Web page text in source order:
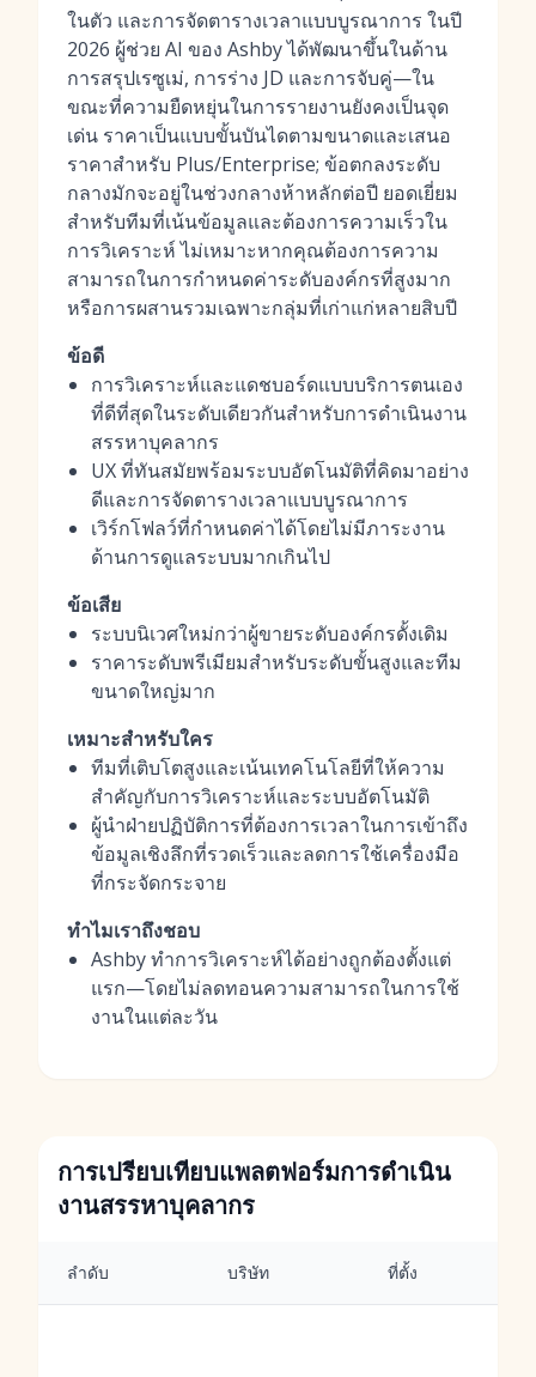
ในตัว และการจัดตารางเวลาแบบบูรณาการ ในปี
2026 ผู้ช่วย AI ของ Ashby ได้พัฒนาขึ้นในด้าน
การสรุปเรซูเม่, การร่าง JD และการจับคู่—ใน
ขณะที่ความยืดหยุ่นในการรายงานยังคงเป็นจุด
เด่น ราคาเป็นแบบขั้นบันไดตามขนาดและเสนอ
ราคาสำหรับ Plus/Enterprise; ข้อตกลงระดับ
กลางมักจะอยู่ในช่วงกลางห้าหลักต่อปี ยอดเยี่ยม
สำหรับทีมที่เน้นข้อมูลและต้องการความเร็วใน
การวิเคราะห์ ไม่เหมาะหากคุณต้องการความ
สามารถในการกำหนดค่าระดับองค์กรที่สูงมาก
หรือการผสานรวมเฉพาะกลุ่มที่เก่าแก่หลายสิบปี
ข้อดี
การวิเคราะห์และแดชบอร์ดแบบบริการตนเอง
ที่ดีที่สุดในระดับเดียวกันสำหรับการดำเนินงาน
สรรหาบุคลากร
UX ที่ทันสมัยพร้อมระบบอัตโนมัติที่คิดมาอย่าง
ดีและการจัดตารางเวลาแบบบูรณาการ
เวิร์กโฟลว์ที่กำหนดค่าได้โดยไม่มีภาระงาน
ด้านการดูแลระบบมากเกินไป
ข้อเสีย
ระบบนิเวศใหม่กว่าผู้ขายระดับองค์กรดั้งเดิม
ราคาระดับพรีเมียมสำหรับระดับขั้นสูงและทีม
ขนาดใหญ่มาก
เหมาะสำหรับใคร
ทีมที่เติบโตสูงและเน้นเทคโนโลยีที่ให้ความ
สำคัญกับการวิเคราะห์และระบบอัตโนมัติ
ผู้นำฝ่ายปฏิบัติการที่ต้องการเวลาในการเข้าถึง
ข้อมูลเชิงลึกที่รวดเร็วและลดการใช้เครื่องมือ
ที่กระจัดกระจาย
ทำไมเราถึงชอบ
Ashby ทำการวิเคราะห์ได้อย่างถูกต้องตั้งแต่
แรก—โดยไม่ลดทอนความสามารถในการใช้
งานในแต่ละวัน
การเปรียบเทียบแพลตฟอร์มการดำเนิน
งานสรรหาบุคลากร
ลำดับ บริษัท ที่ตั้ง